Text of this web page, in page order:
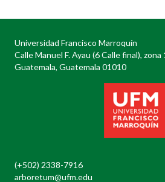
Universidad Francisco Marroquín
Calle Manuel F. Ayau (6 Calle final), zona
Guatemala, Guatemala 01010
(+502) 2338-7916
arboretum@ufm.edu